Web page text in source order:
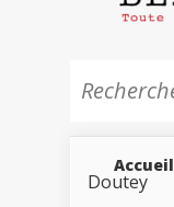
Accueil
Doutey